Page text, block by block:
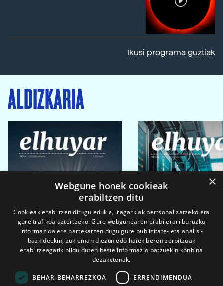
Ikusi programa guztiak
ALDIZKARIA
×
Webgune honek cookieak
erabiltzen ditu
Cookieak erabiltzen ditugu edukia, iragarkiak pertsonalizatzeko eta
gure trafikoa aztertzeko. Gure webgunearen erabilerari buruzko
informazioa ere partekatzen dugu gure publizitate- eta analisi-
bazkideekin, zuk eman diezun edo haiek beren zerbitzuak
erabiltzeagatik bildu duten beste informazio batzuekin konbina
dezaketenak.
BEHAR-BEHARREZKOA ERRENDIMENDUA